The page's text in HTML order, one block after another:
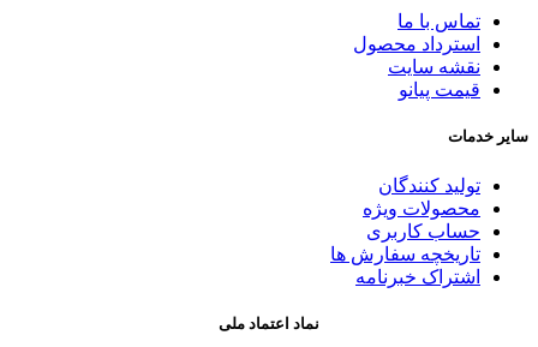
تماس با ما
استرداد محصول
نقشه سایت
قیمت پیانو
سایر خدمات
تولید کنندگان
محصولات ویژه
حساب کاربری
تاریخچه سفارش ها
اشتراک خبرنامه
نماد اعتماد ملی